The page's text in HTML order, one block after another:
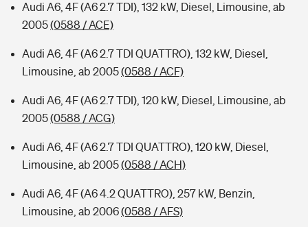
Audi A6, 4F (A6 2.7 TDI), 132 kW, Diesel, Limousine, ab
2005(0588 / ACE)
Audi A6, 4F (A6 2.7 TDI QUATTRO), 132 kW, Diesel,
Limousine, ab 2005(0588 / ACF)
Audi A6, 4F (A6 2.7 TDI), 120 kW, Diesel, Limousine, ab
2005(0588 / ACG)
Audi A6, 4F (A6 2.7 TDI QUATTRO), 120 kW, Diesel,
Limousine, ab 2005(0588 / ACH)
Audi A6, 4F (A6 4.2 QUATTRO), 257 kW, Benzin,
Limousine, ab 2006(0588 / AFS)